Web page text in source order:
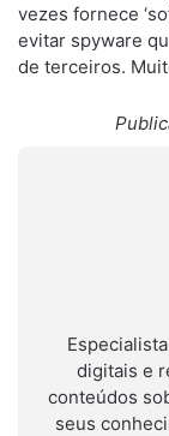
vezes fornece
evitar spyware
de terceiros.
digitais e
conteúdos
seus